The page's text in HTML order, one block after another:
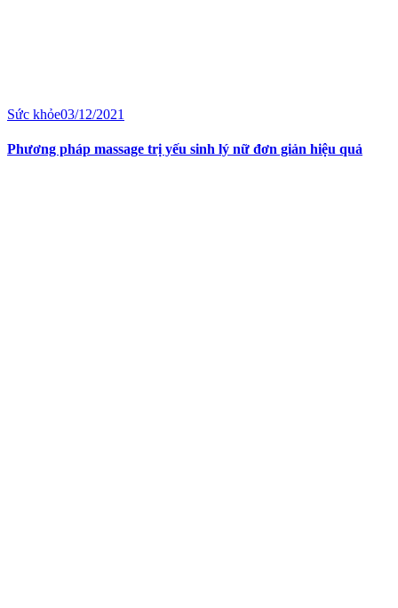
Sức khỏe03/12/2021
Phương pháp massage trị yếu sinh lý nữ đơn giản hiệu quả